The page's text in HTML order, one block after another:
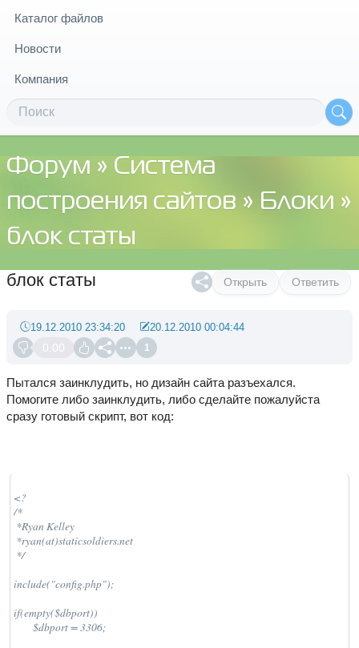
Каталог файлов
Новости
Компания
Форум » Система
построения сайтов » Блоки »
блок статы
Открыть Ответить
блок статы
0.00 1
19.12.2010 23:34:20 20.12.2010 00:04:44
Пытался заинклудить, но дизайн сайта разъехался.
Помогите либо заинклудить, либо сделайте пожалуйста
сразу готовый скрипт, вот код:
<?
/*
*Ryan Kelley
*ryan(at)staticsoldiers.net
*/
include("config.php");
if(empty($dbport))
        $dbport = 3306;